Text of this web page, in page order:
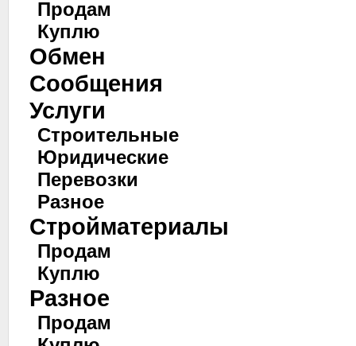
Продам
Куплю
Обмен
Сообщения
Услуги
Строительные
Юридические
Перевозки
Разное
Стройматериалы
Продам
Куплю
Разное
Продам